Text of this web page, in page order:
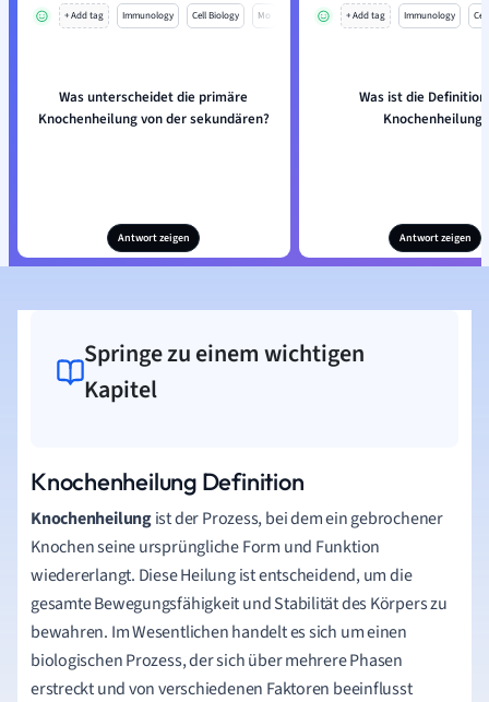
+ Add tag Immunology Cell Biology Mo
Was unterscheidet die primäre
Knochenheilung von der sekundären?
Antwort zeigen
+ Add tag Immunology
Was ist die
Knochenheilung?
Antwort zeigen
Springe zu einem wichtigen
Kapitel
Knochenheilung Definition
Knochenheilungist der Prozess, bei dem ein gebrochener
Knochen seine ursprüngliche Form und Funktion
wiedererlangt. Diese Heilung ist entscheidend, um die
gesamte Bewegungsfähigkeit und Stabilität des Körpers zu
bewahren. Im Wesentlichen handelt es sich um einen
biologischen Prozess, der sich über mehrere Phasen
erstreckt und von verschiedenen Faktoren beeinflusst